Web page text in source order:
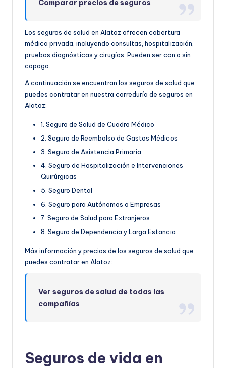
Comparar precios de seguros
Los seguros de salud en Alatoz ofrecen cobertura
médica privada, incluyendo consultas, hospitalización,
pruebas diagnósticas y cirugías. Pueden ser con o sin
copago.
A continuación se encuentran los seguros de salud que
puedes contratar en nuestra correduría de seguros en
Alatoz:
1. Seguro de Salud de Cuadro Médico
2. Seguro de Reembolso de Gastos Médicos
3. Seguro de Asistencia Primaria
4. Seguro de Hospitalización e Intervenciones
Quirúrgicas
5. Seguro Dental
6. Seguro para Autónomos o Empresas
7. Seguro de Salud para Extranjeros
8. Seguro de Dependencia y Larga Estancia
Más información y precios de los seguros de salud que
puedes contratar en Alatoz:
Ver seguros de salud de todas las
compañías
Seguros de vida en